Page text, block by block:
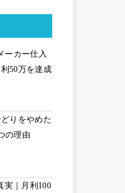
ーカー仕入
50万を達成
りをやめた
の理由
実｜月利100